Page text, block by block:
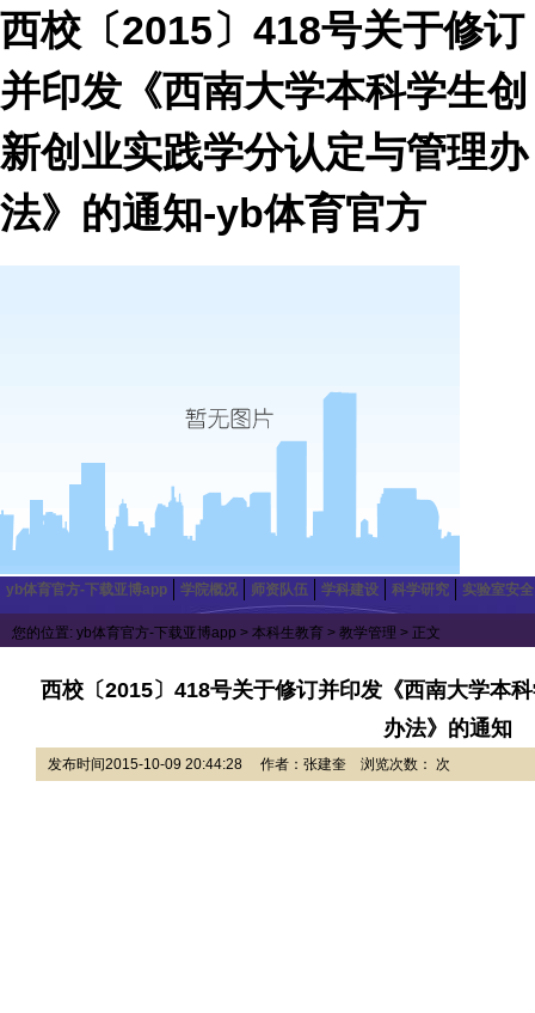
西校〔2015〕418号关于修订
并印发《西南大学本科学生创
新创业实践学分认定与管理办
法》的通知-yb体育官方
yb体育官方-下载亚博app 学院概况 师资队伍 学科建设 科学研究 实验室安全
您的位置: yb体育官方-下载亚博app > 本科生教育 > 教学管理 > 正文
西校〔2015〕418号关于修订并印发《西南大学本
办法》的通知
发布时间2015-10-09 20:44:28 作者：张建奎 浏览次数： 次